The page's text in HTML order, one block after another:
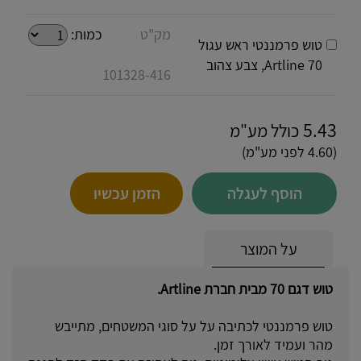
טוש פרמננטי ראש עגול
Artline 70, צבע צהוב
מק"ט
101328-416
כמות:
5.43 כולל מע"מ
(4.60 לפני מע"מ)
הוסף לעגלה הזמן עכשיו
על המוצר
טוש דגם 70 מבית חברת Artline.
טוש פרמננטי לכתיבה על על סוגי המשטחים, מתייבש
מהר ועמיד לאורך זמן.